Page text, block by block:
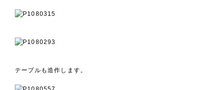
テーブルも造作します。